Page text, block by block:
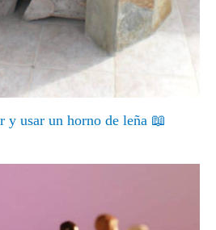
y usar un horno de leña 📖